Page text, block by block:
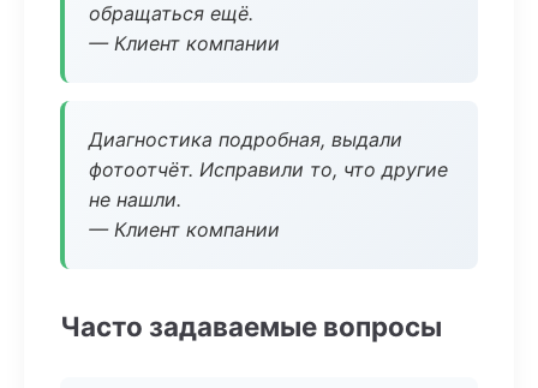
обращаться ещё.
— Клиент компании
Диагностика подробная, выдали
фотоотчёт. Исправили то, что другие
не нашли.
— Клиент компании
Часто задаваемые вопросы